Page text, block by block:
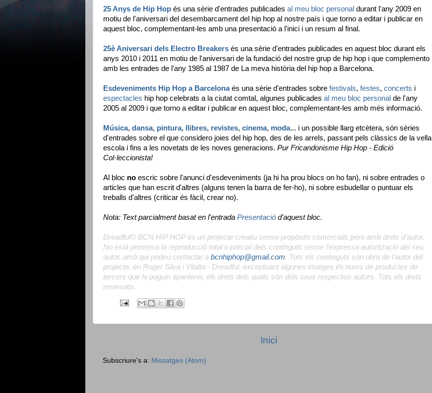
25 Anys de Hip Hop és una sèrie d'entrades publicades al meu bloc personal durant l'any 2009 en
motiu de l'aniversari del desembarcament del hip hop al nostre país i que torno a editar i publicar en
aquest bloc, complementant-les amb una presentació a l'inici i un resum al final.
25è Aniversari dels Electro Breakers és una sèrie d'entrades publicades en aquest bloc durant els
anys 2010 i 2011 en motiu de l'aniversari de la fundació del nostre grup de hip hop i que complemento
amb les entrades de l'any 1985 al 1987 de La meva història del hip hop a Barcelona.
Esdeveniments Hip Hop a Barcelonaés una sèrie d'entrades sobre festivals, festes, concerts i
espectacles hip hop celebrats a la ciutat comtal, algunes publicades al meu bloc personal de l'any
2005 al 2009 i que torno a editar i publicar en aquest bloc, complementant-les amb més informació.
Música, dansa, pintura, llibres, revistes, cinema, moda... i un possible llarg etcètera, són sèries
d'entrades sobre el que considero joies del hip hop, des de les arrels, passant pels clàssics de la vella
escola i fins a les novetats de les noves generacions. Pur Fricandonisme Hip Hop - Edició
Col·leccionista!
Al bloc no escric sobre l'anunci d'esdeveniments (ja hi ha prou blocs on ho fan), ni sobre entrades o
articles que han escrit d'altres (alguns tenen la barra de fer-ho), ni sobre esbudellar o puntuar els
treballs d'altres (criticar és fàcil, crear no).
Nota: Text parcialment basat en l'entrada Presentació d'aquest bloc.
Dreadful© BCN HIP HOP és un projecte creatiu sense propòsits comercials però amb drets d'autor.
No està permesa la reproducció total o parcial dels continguts sense l'expressa autorització del seu
autor, amb qui podeu contactar a bcnhiphop@gmail.com. Tots els continguts són obra de l'autor del
projecte, en Roger Silva i Vilalta - Dreadful, exceptuant algunes imatges i/o noms de productes de
tercers que hi puguin aparèixer, els drets dels quals són dels seus respectius autors. Tots els drets
reservats.
Inici
Subscriure's a: Missatges (Atom)